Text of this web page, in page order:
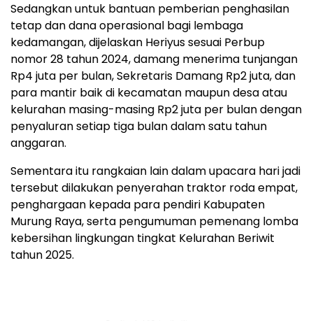
Sedangkan untuk bantuan pemberian penghasilan
tetap dan dana operasional bagi lembaga
kedamangan, dijelaskan Heriyus sesuai Perbup
nomor 28 tahun 2024, damang menerima tunjangan
Rp4 juta per bulan, Sekretaris Damang Rp2 juta, dan
para mantir baik di kecamatan maupun desa atau
kelurahan masing-masing Rp2 juta per bulan dengan
penyaluran setiap tiga bulan dalam satu tahun
anggaran.
Sementara itu rangkaian lain dalam upacara hari jadi
tersebut dilakukan penyerahan traktor roda empat,
penghargaan kepada para pendiri Kabupaten
Murung Raya, serta pengumuman pemenang lomba
kebersihan lingkungan tingkat Kelurahan Beriwit
tahun 2025.